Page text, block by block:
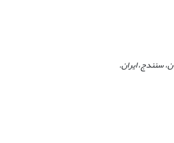
سنندج، ایران.